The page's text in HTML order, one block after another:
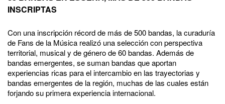
INSCRIPTAS
Con una inscripción récord de más de 500 bandas, la curaduría
de Fans de la Música realizó una selección con perspectiva
territorial, musical y de género de 60 bandas. Además de
bandas emergentes, se suman bandas que aportan
experiencias ricas para el intercambio en las trayectorias y
bandas emergentes de la región, muchas de las cuales están
forjando su primera experiencia internacional.